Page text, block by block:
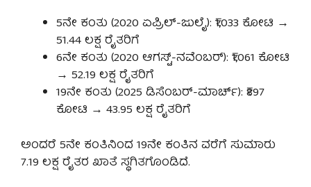
5ನೇ ಕಂತು (2020 ಏಪ್ರಿಲ್-ಜುಲೈ): ₹1,033 ಕೋಟಿ →
51.44 ಲಕ್ಷ ರೈತರಿಗೆ
6ನೇ ಕಂತು (2020 ಆಗಸ್ಟ್-ನವೆಂಬರ್): ₹1,061 ಕೋಟಿ
→ 52.19 ಲಕ್ಷ ರೈತರಿಗೆ
19ನೇ ಕಂತು (2025 ಡಿಸೆಂಬರ್-ಮಾರ್ಚ್): ₹897
ಕೋಟಿ → 43.95 ಲಕ್ಷ ರೈತರಿಗೆ
ಅಂದರೆ 5ನೇ ಕಂತಿನಿಂದ 19ನೇ ಕಂತಿನ ವರೆಗೆ ಸುಮಾರು
7.19 ಲಕ್ಷ ರೈತರ ಖಾತೆ ಸ್ಥಗಿತಗೊಂಡಿದೆ.